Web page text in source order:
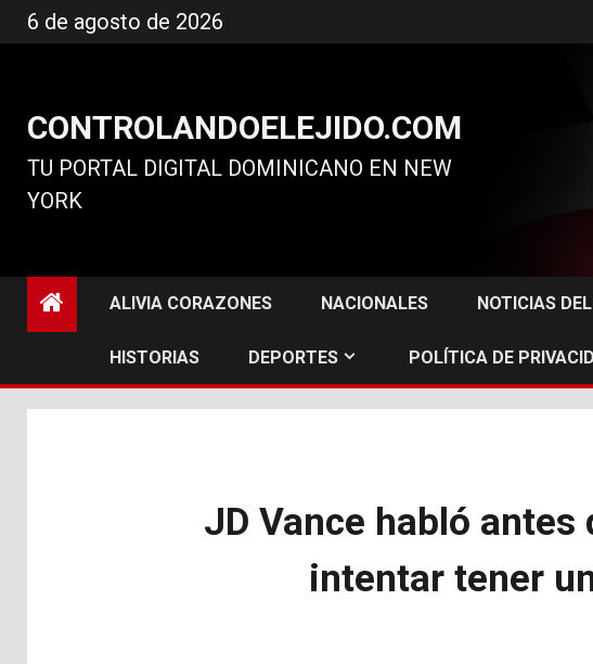
al
6 de agosto de 2026
CONTROLANDOELEJIDO.COM
TU PORTAL DIGITAL DOMINICANO EN NEW
YORK
ALIVIA CORAZONES NACIONALES NOTICIAS
HISTORIAS DEPORTES POLÍTICA DE
JD Vance habló
intentar tener